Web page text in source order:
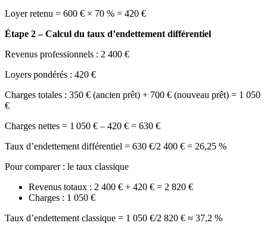
Loyer retenu = 600 € × 70 % = 420 €
Étape 2 – Calcul du taux d’endettement différentiel
Revenus professionnels : 2 400 €
Loyers pondérés : 420 €
Charges totales : 350 € (ancien prêt) + 700 € (nouveau prêt) = 1 050
€
Charges nettes = 1 050 € – 420 € = 630 €
Taux d’endettement différentiel = 630 €/2 400 € = 26,25 %
Pour comparer : le taux classique
Revenus totaux : 2 400 € + 420 € = 2 820 €
Charges : 1 050 €
Taux d’endettement classique = 1 050 €/2 820 € ≈ 37,2 %